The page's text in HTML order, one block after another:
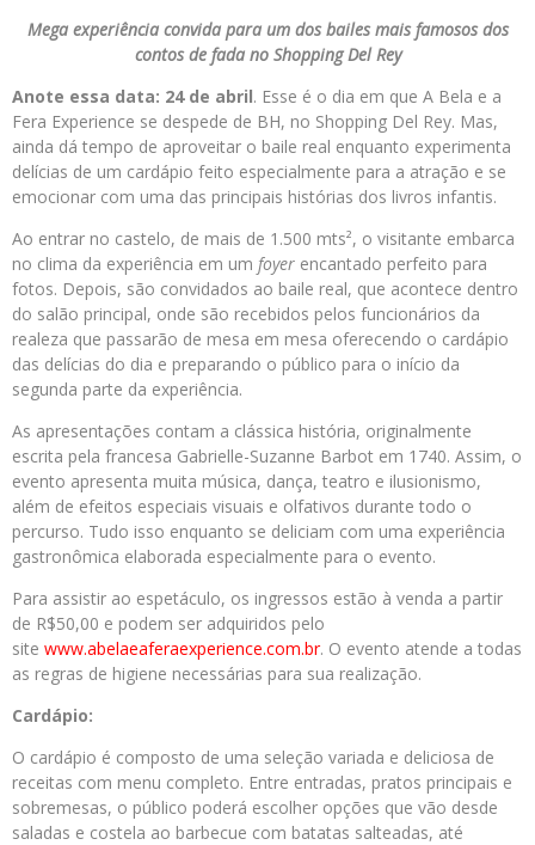
Mega experiência convida para um dos bailes mais famosos dos
contos de fada no Shopping Del Rey
Anote essa data: 24 de abril. Esse é o dia em que A Bela e a
Fera Experience se despede de BH, no Shopping Del Rey. Mas,
ainda dá tempo de aproveitar o baile real enquanto experimenta
delícias de um cardápio feito especialmente para a atração e se
emocionar com uma das principais histórias dos livros infantis.
Ao entrar no castelo, de mais de 1.500 mts², o visitante embarca
no clima da experiência em um foyer encantado perfeito para
fotos. Depois, são convidados ao baile real, que acontece dentro
do salão principal, onde são recebidos pelos funcionários da
realeza que passarão de mesa em mesa oferecendo o cardápio
das delícias do dia e preparando o público para o início da
segunda parte da experiência.
As apresentações contam a clássica história, originalmente
escrita pela francesa Gabrielle-Suzanne Barbot em 1740. Assim, o
evento apresenta muita música, dança, teatro e ilusionismo,
além de efeitos especiais visuais e olfativos durante todo o
percurso. Tudo isso enquanto se deliciam com uma experiência
gastronômica elaborada especialmente para o evento.
Para assistir ao espetáculo, os ingressos estão à venda a partir
de R$50,00 e podem ser adquiridos pelo
site www.abelaeaferaexperience.com.br. O evento atende a todas
as regras de higiene necessárias para sua realização.
Cardápio:
O cardápio é composto de uma seleção variada e deliciosa de
receitas com menu completo. Entre entradas, pratos principais e
sobremesas, o público poderá escolher opções que vão desde
saladas e costela ao barbecue com batatas salteadas, até